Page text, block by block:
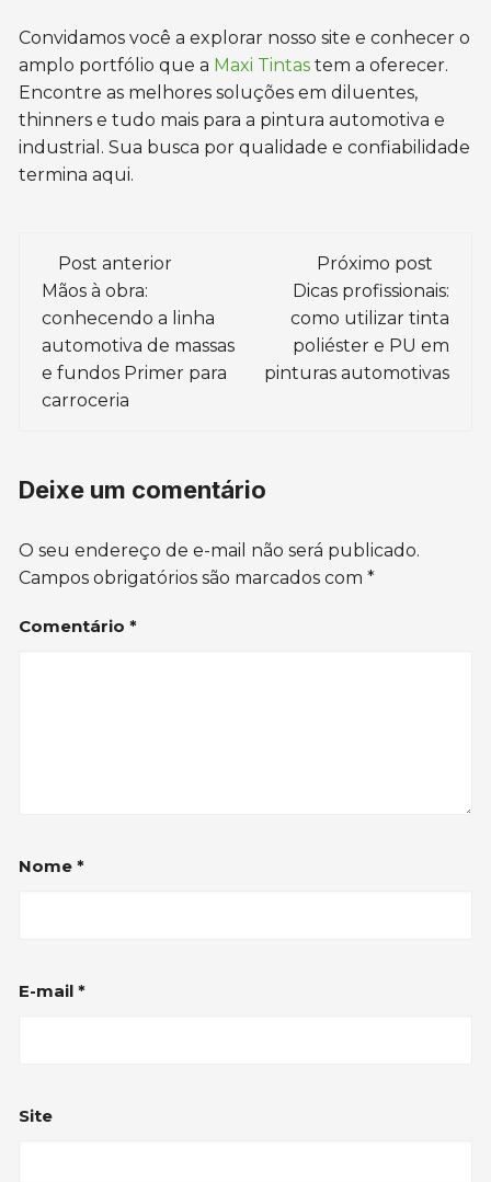
Convidamos você a explorar nosso site e conhecer o
amplo portfólio que a Maxi Tintas tem a oferecer.
Encontre as melhores soluções em diluentes,
thinners e tudo mais para a pintura automotiva e
industrial. Sua busca por qualidade e confiabilidade
termina aqui.
Navegação
de
post
Post anterior
Mãos à obra:
conhecendo a linha
automotiva de massas
e fundos Primer para
carroceria
Próximo post
Dicas profissionais:
como utilizar tinta
poliéster e PU em
pinturas automotivas
Deixe um comentário
O seu endereço de e-mail não será publicado.
Campos obrigatórios são marcados com*
Comentário*
Nome*
E-mail*
Site